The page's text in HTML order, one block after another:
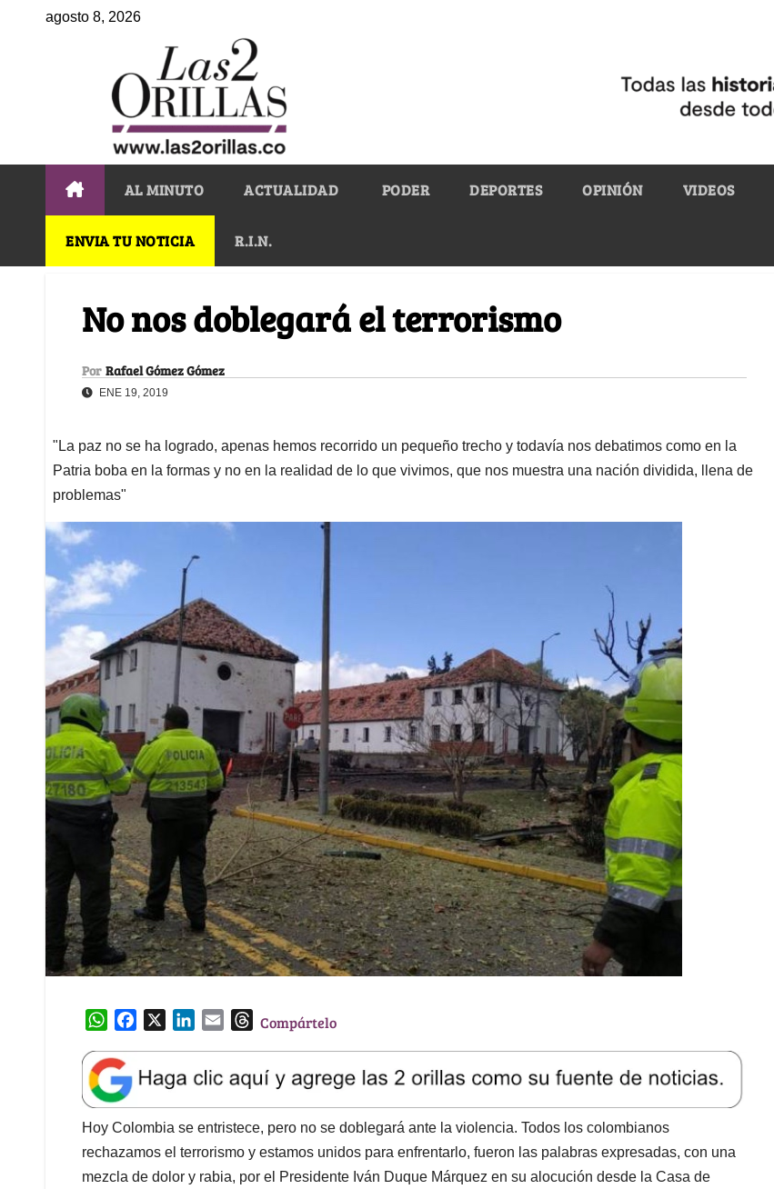
agosto 8, 2026
AL MINUTO ACTUALIDAD PODER DEPORTES OPINIÓN VIDEOS
ENVIA TU NOTICIA R.I.N.
No nos doblegará el terrorismo
Por Rafael Gómez Gómez
ENE 19, 2019
"La paz no se ha logrado, apenas hemos recorrido un pequeño trecho y todavía nos debatimos como en la
Patria boba en la formas y no en la realidad de lo que vivimos, que nos muestra una nación dividida, llena de
problemas"
W
a
t
s
A
p
p
e
b
o
o
k
k
e
d
I
n
l
T
e
a
d
s
Compártelo
Hoy Colombia se entristece, pero no se doblegará ante la violencia. Todos los colombianos
rechazamos el terrorismo y estamos unidos para enfrentarlo, fueron las palabras expresadas, con una
mezcla de dolor y rabia, por el Presidente Iván Duque Márquez en su alocución desde la Casa de